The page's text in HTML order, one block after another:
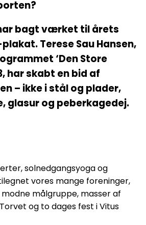
bagt værket til årets
Terese Sau Hansen,
‘Den Store
har skabt en bid af
– ikke i stål og plader,
glasur og peberkagedej.
solnedgangsyoga og
vores mange foreninger,
målgruppe, masser af
og to dages fest i Vitus